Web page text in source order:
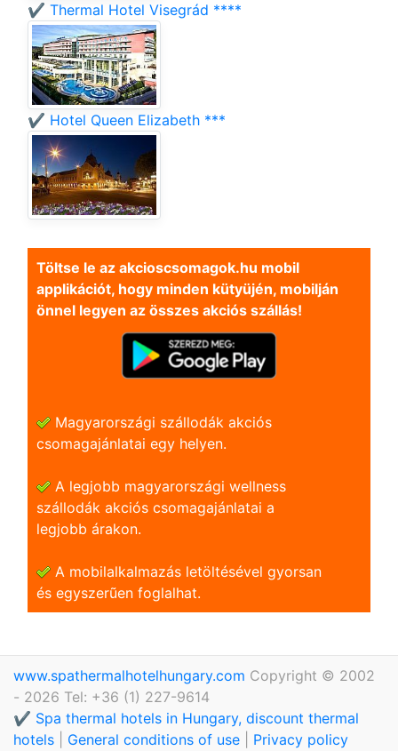
✔️ Thermal Hotel Visegrád ****
✔️ Hotel Queen Elizabeth ***
Töltse le az akcioscsomagok.hu mobil
applikációt, hogy minden kütyüjén, mobilján
önnel legyen az összes akciós szállás!
Magyarországi szállodák akciós
csomagajánlatai egy helyen.
A legjobb magyarországi wellness
szállodák akciós csomagajánlatai a
legjobb árakon.
A mobilalkalmazás letöltésével gyorsan
és egyszerũen foglalhat.
www.spathermalhotelhungary.com Copyright © 2002
- 2026 Tel: +36 (1) 227-9614
✔️ Spa thermal hotels in Hungary, discount thermal
hotels
General conditions of use Privacy policy